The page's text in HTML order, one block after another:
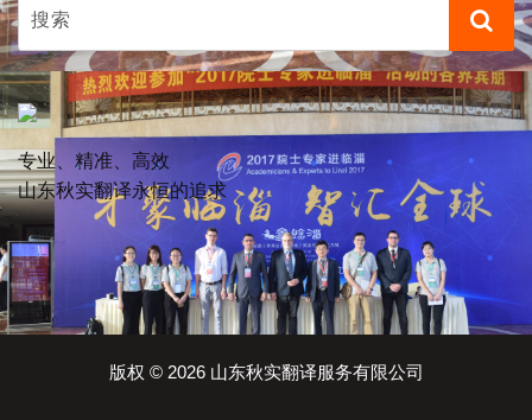
专业、精准、高效
山东秋实翻译永恒的追求
版权 © 2026 山东秋实翻译服务有限公司